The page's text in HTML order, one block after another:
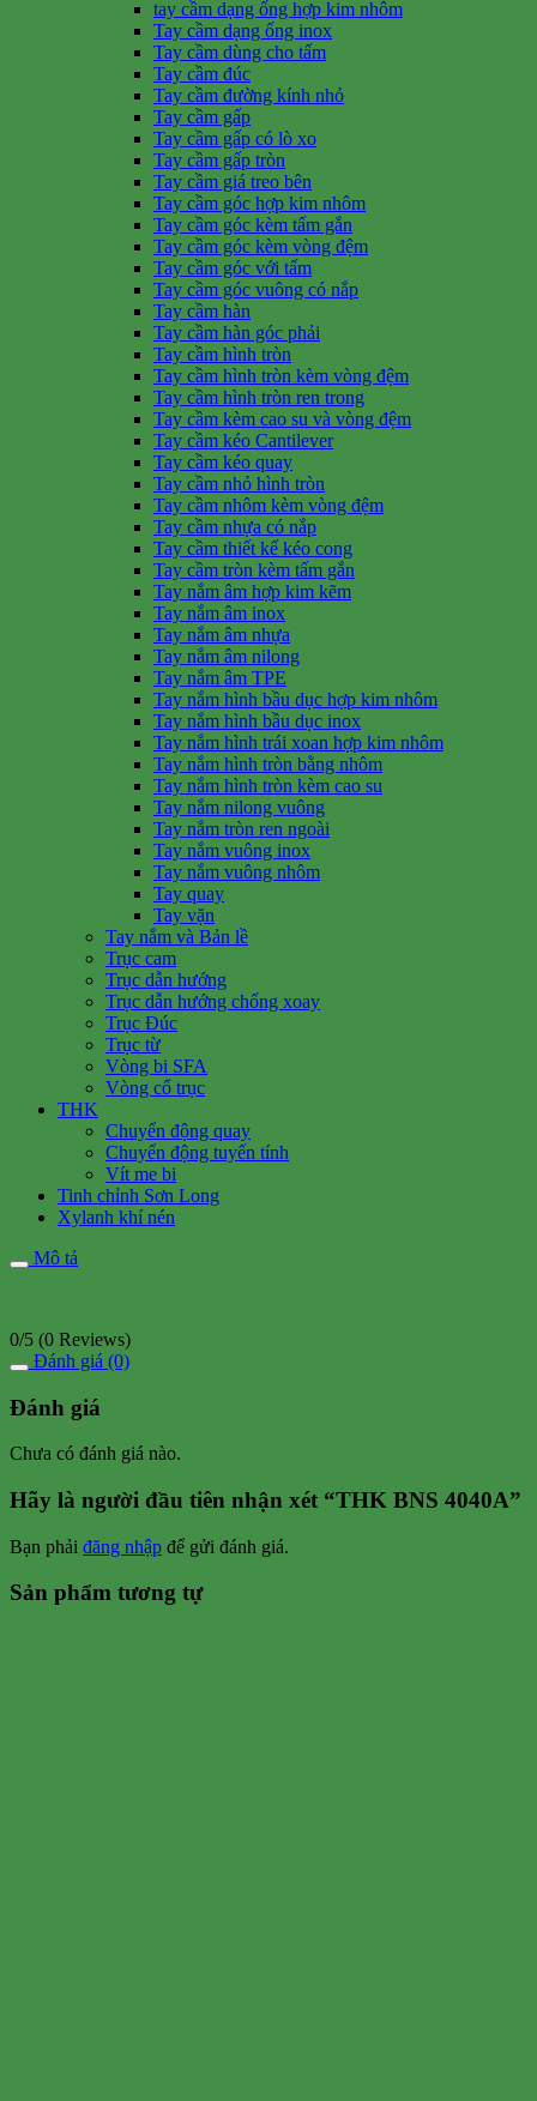
tay cầm dạng ống hợp kim nhôm
Tay cầm dạng ống inox
Tay cầm dùng cho tấm
Tay cầm đúc
Tay cầm đường kính nhỏ
Tay cầm gấp
Tay cầm gấp có lò xo
Tay cầm gấp tròn
Tay cầm giá treo bên
Tay cầm góc hợp kim nhôm
Tay cầm góc kèm tấm gắn
Tay cầm góc kèm vòng đệm
Tay cầm góc với tấm
Tay cầm góc vuông có nắp
Tay cầm hàn
Tay cầm hàn góc phải
Tay cầm hình tròn
Tay cầm hình tròn kèm vòng đệm
Tay cầm hình tròn ren trong
Tay cầm kèm cao su và vòng đệm
Tay cầm kéo Cantilever
Tay cầm kéo quay
Tay cầm nhỏ hình tròn
Tay cầm nhôm kèm vòng đệm
Tay cầm nhựa có nắp
Tay cầm thiết kế kéo cong
Tay cầm tròn kèm tấm gắn
Tay nắm âm hợp kim kẽm
Tay nắm âm inox
Tay nắm âm nhựa
Tay nắm âm nilong
Tay nắm âm TPE
Tay nắm hình bầu dục hợp kim nhôm
Tay nắm hình bầu dục inox
Tay nắm hình trái xoan hợp kim nhôm
Tay nắm hình tròn bằng nhôm
Tay nắm hình tròn kèm cao su
Tay nắm nilong vuông
Tay nắm tròn ren ngoài
Tay nắm vuông inox
Tay nắm vuông nhôm
Tay quay
Tay vặn
Tay nắm và Bản lề
Trục cam
Trục dẫn hướng
Trục dẫn hướng chống xoay
Trục Đúc
Trục từ
Vòng bi SFA
Vòng cổ trục
THK
Chuyển động quay
Chuyển động tuyến tính
Vít me bi
Tinh chỉnh Sơn Long
Xylanh khí nén
Mô tả
0/5 (0 Reviews)
Đánh giá (0)
Đánh giá
Chưa có đánh giá nào.
Hãy là người đầu tiên nhận xét “THK BNS 4040A”
Bạn phải đăng nhập để gửi đánh giá.
Sản phẩm tương tự